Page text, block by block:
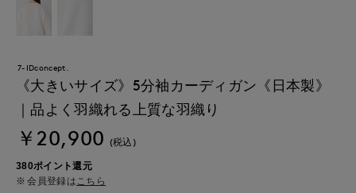
7-IDconcept.
《大きいサイズ》5分袖カーディガン《日本製》
｜品よく羽織れる上質な羽織り
￥20,900 (税込)
380ポイント還元
会員登録は こちら